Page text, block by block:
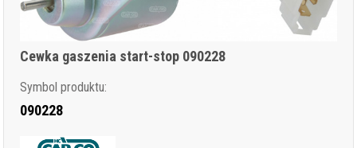
Cewka gaszenia start-stop 090228
Symbol produktu:
090228